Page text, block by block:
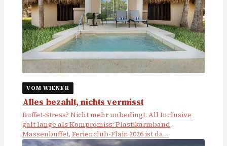
VOM WIENER
Alles bezahlt, nichts vermisst
Buffet-Stress? Nicht mehr unbedingt. All Inclusive
galt lange als Kompromiss: Plastikarmband,
Massenbuffet, Ferienclub-Flair. 2026 ist da…